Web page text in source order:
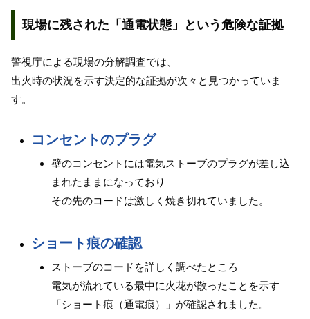
現場に残された「通電状態」という危険な証拠
警視庁による現場の分解調査では、
出火時の状況を示す決定的な証拠が次々と見つかっていま
す。
コンセントのプラグ
壁のコンセントには電気ストーブのプラグが差し込
まれたままになっており
その先のコードは激しく焼き切れていました。
ショート痕の確認
ストーブのコードを詳しく調べたところ
電気が流れている最中に火花が散ったことを示す
「ショート痕（通電痕）」が確認されました。